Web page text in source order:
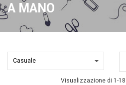
A MANO
Visualizzazione di 1-